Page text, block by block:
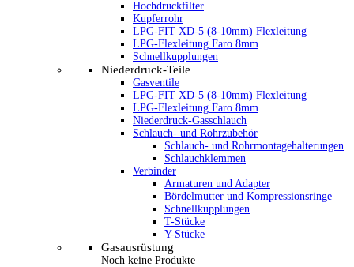
Hochdruckfilter
Kupferrohr
LPG-FIT XD-5 (8-10mm) Flexleitung
LPG-Flexleitung Faro 8mm
Schnellkupplungen
Niederdruck-Teile
Gasventile
LPG-FIT XD-5 (8-10mm) Flexleitung
LPG-Flexleitung Faro 8mm
Niederdruck-Gasschlauch
Schlauch- und Rohrzubehör
Schlauch- und Rohrmontagehalterungen
Schlauchklemmen
Verbinder
Armaturen und Adapter
Bördelmutter und Kompressionsringe
Schnellkupplungen
T-Stücke
Y-Stücke
Gasausrüstung
Noch keine Produkte